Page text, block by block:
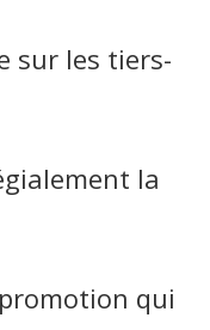
sur les tiers-
la
qui